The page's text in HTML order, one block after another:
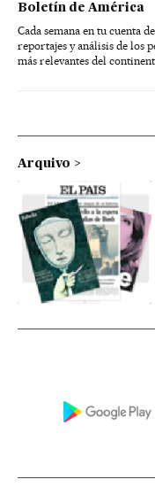
Boletín de América
Cada semana en tu cuenta
reportajes y análisis de los
más relevantes del
Arquivo